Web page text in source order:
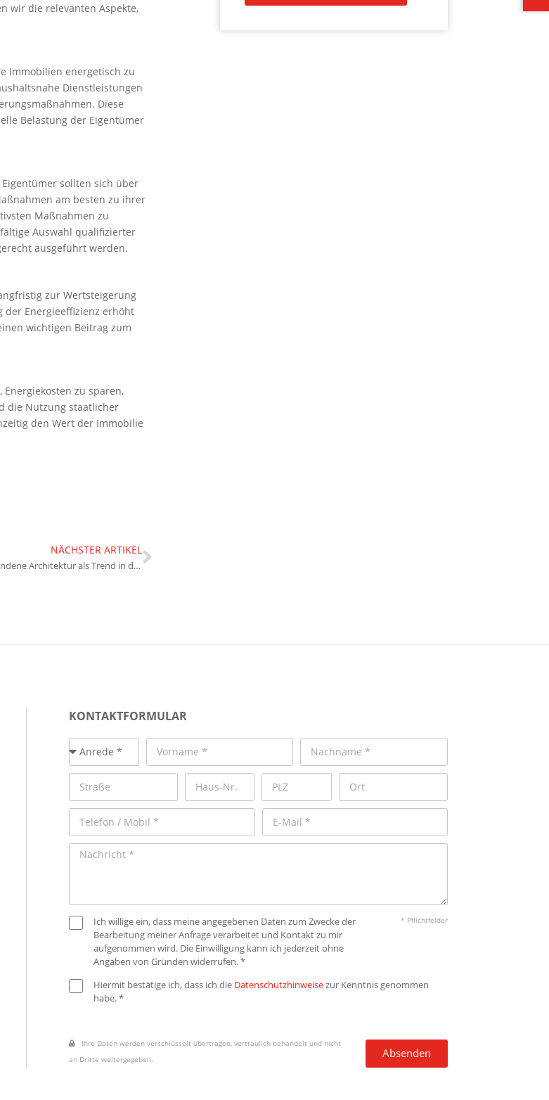
wir die relevanten Aspekte,
Immobilien energetisch zu
Dienstleistungen
Diese
Belastung der Eigentümer
sollten sich über
am besten zu ihrer
Maßnahmen zu
Auswahl qualifizierter
ausgeführt werden.
zur Wertsteigerung
der Energieeffizienz erhöht
wichtigen Beitrag zum
zu sparen,
die Nutzung staatlicher
den Wert der Immobilie
NÄCHSTER ARTIKEL
Biophiles Design: Naturverbundene Architektur als Trend in der Baubranche
KONTAKTFORMULAR
Ich willige ein, dass meine angegebenen Daten zum Zwecke der
Bearbeitung meiner Anfrage verarbeitet und Kontakt zu mir
aufgenommen wird. Die Einwilligung kann ich jederzeit ohne
Angaben von Gründen widerrufen. *
* Pflichtfelder
Hiermit bestätige ich, dass ich die Datenschutzhinweisezur Kenntnis genommen
habe. *
Ihre Daten werden verschlüsselt übertragen, vertraulich behandelt und nicht
an Dritte weitergegeben.
Absenden